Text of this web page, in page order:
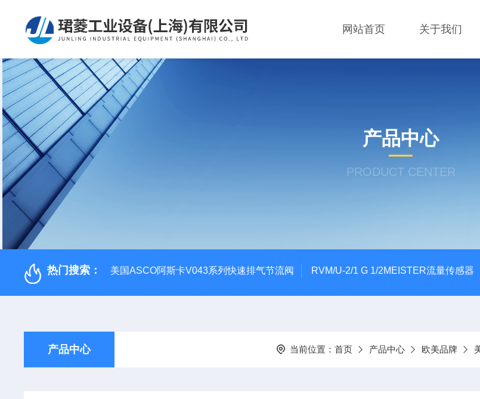
网站首页 关于我们
产品中心
PRODUCT CENTER
热门搜索： 美国ASCO阿斯卡V043系列快速排气节流阀 RVM/U-2/1 G 1/2MEISTER流量传感器
产品中心 当前位置： 首页 产品中心 欧美品牌